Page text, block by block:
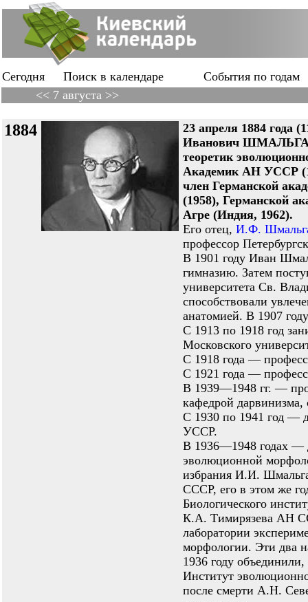
Сегодня Поиск в календаре
События по годам
<< 7 августа >>
1884
23 апреля 1884 года
Иванович
теоретик
Академик АН УССР
член Германской
(1958), Германской
Агре (Индия, 1962).
Его отец, И.Ф.
профессор
В 1901 году Иван
гимназию. Затем
университета Св.
способствовали
анатомией. В 1907
С 1913 по 1918 год
Московского
С 1918 года —
С 1921 года —
В 1939—1948 гг. —
кафедрой
С 1930 по 1941 год —
УССР.
В 1936—1948 годах —
эволюционной
избрания И.И.
СССР, его в этом же
Биологического
К.А. Тимирязева АН
лаборатории
морфологии. Эти два
1936 году
Институт
после смерти А.Н.